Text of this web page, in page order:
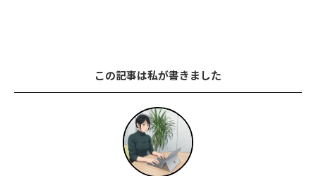
この記事は私が書きました